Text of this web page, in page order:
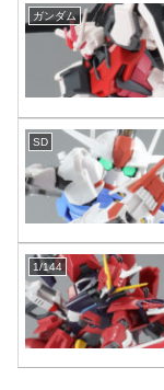
ガンダム
SD
1/144